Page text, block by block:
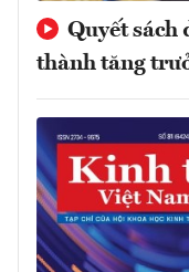
Quyết sách
thành tăng